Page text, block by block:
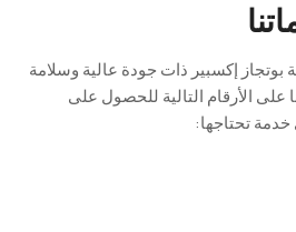
إكسبير ذات جودة عالية وسلامة
على الأرقام التالية للحصول على
تحتاجها: